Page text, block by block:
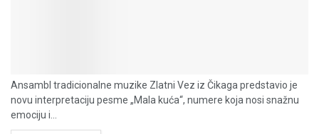
Ansambl tradicionalne muzike Zlatni Vez iz Čikaga predstavio je
novu interpretaciju pesme „Mala kuća“, numere koja nosi snažnu
emociju i...